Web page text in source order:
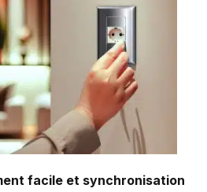
facile et synchronisation